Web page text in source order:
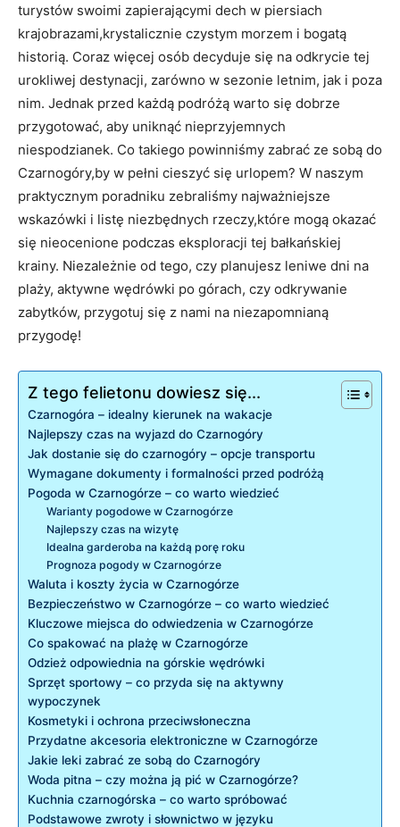
turystów swoimi zapierającymi dech w piersiach
krajobrazami,krystalicznie czystym morzem‍ i bogatą
historią. Coraz więcej osób decyduje się na odkrycie tej
urokliwej destynacji, zarówno w ⁢sezonie letnim, jak i poza
nim. Jednak przed każdą podróżą warto się dobrze
przygotować, aby uniknąć ⁤nieprzyjemnych
niespodzianek. Co takiego powinniśmy zabrać ze sobą do⁢
Czarnogóry,by w pełni cieszyć się urlopem? W naszym
praktycznym poradniku zebraliśmy najważniejsze⁣
wskazówki i⁣ listę niezbędnych rzeczy,które mogą okazać
się nieocenione⁣ podczas​ eksploracji tej bałkańskiej
krainy. Niezależnie od tego, czy planujesz leniwe dni na
plaży, aktywne wędrówki po górach, czy odkrywanie
zabytków, ‍przygotuj się z nami na niezapomnianą
przygodę!
Z tego felietonu dowiesz się...
Czarnogóra – idealny kierunek na wakacje
Najlepszy czas na ⁢wyjazd do Czarnogóry
Jak dostanie się do czarnogóry – opcje transportu
Wymagane dokumenty i formalności przed podróżą
Pogoda w Czarnogórze – co warto wiedzieć
Warianty pogodowe w​ Czarnogórze
Najlepszy czas na wizytę
Idealna ​garderoba na każdą ⁢porę roku
Prognoza pogody w⁣ Czarnogórze
Waluta ⁣i koszty życia w Czarnogórze
Bezpieczeństwo‌ w ​Czarnogórze – co warto wiedzieć
Kluczowe⁣ miejsca do odwiedzenia w Czarnogórze
Co spakować na plażę w Czarnogórze
Odzież odpowiednia na górskie wędrówki
Sprzęt sportowy‍ – co przyda się na aktywny ​
wypoczynek
Kosmetyki i ochrona przeciwsłoneczna
Przydatne akcesoria ‌elektroniczne w Czarnogórze
Jakie leki zabrać ze‌ sobą do Czarnogóry
Woda‌ pitna – czy można ją pić​ w⁣ Czarnogórze?
Kuchnia ‍czarnogórska –​ co warto ⁢spróbować
Podstawowe zwroty i słownictwo w języku